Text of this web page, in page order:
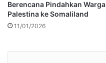
Berencana Pindahkan Warga
Palestina ke Somaliland
11/01/2026